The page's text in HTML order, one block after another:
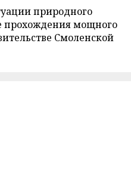
природного
прохождения мощного
Смоленской